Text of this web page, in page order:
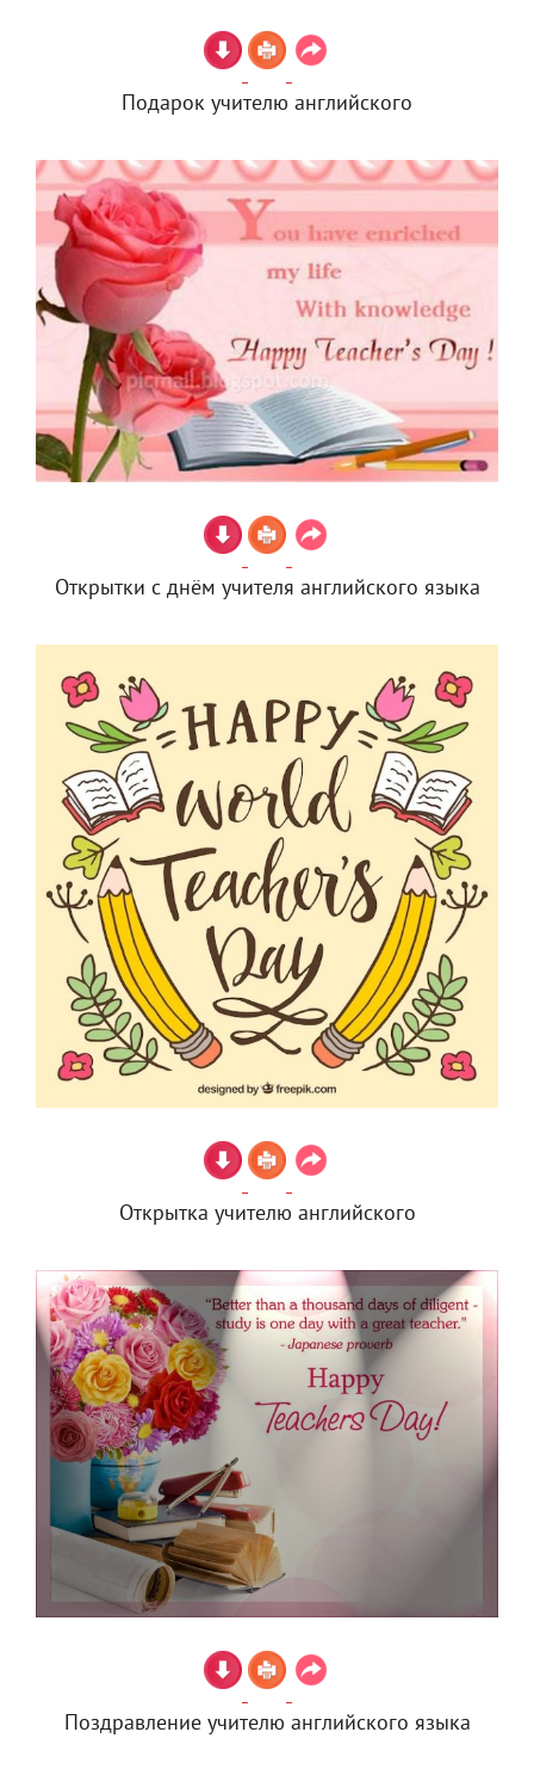
Подарок учителю английского
Открытки с днём учителя английского языка
Открытка учителю английского
Поздравление учителю английского языка